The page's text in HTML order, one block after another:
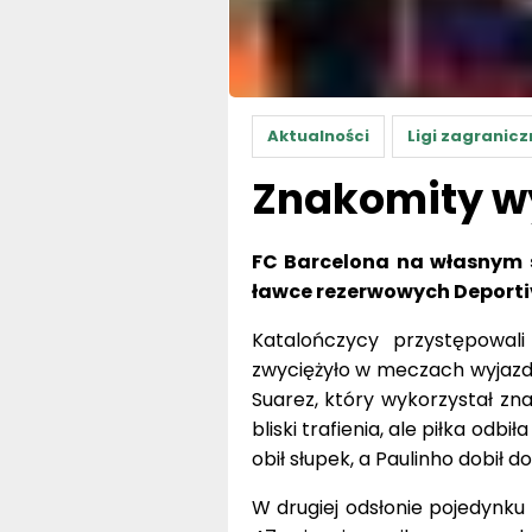
Aktualności Ligi
Znakomity
FC Barcelona na
ławce rezerwowych
Katalończycy
zwyciężyło w meczach
Suarez, który wykorzystał
bliski trafienia, ale piłka
obił słupek, a Paulinho dobił
W drugiej odsłonie